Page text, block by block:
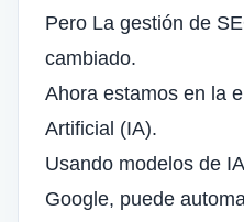
Pero La gestión de
cambiado.
Ahora estamos en la
Artificial (IA).
Usando modelos de
Google, puede